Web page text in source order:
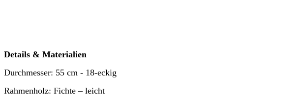
Details & Materialien
Durchmesser: 55 cm - 18-eckig
Rahmenholz: Fichte – leicht